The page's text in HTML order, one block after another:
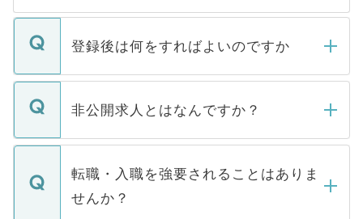
登録後は何をすればよいのですか
ご登録いただきましたら、弊社担当者がご
登録内容を確認し、その後メールもしくは
ます。通常、5営業日以内にはご連絡をせて
いただきますので、しばらくお待ちくださ
い。
非公開求人とはなんですか？
マイナビDOCTORで取り扱っている求人の
うち約3割は、Webサイトからご覧いただ
けない「非公開求人」です。非公開求人は
下記の理由によって、一般には公開してい
転職・入職を強要されることはありま
せんか？